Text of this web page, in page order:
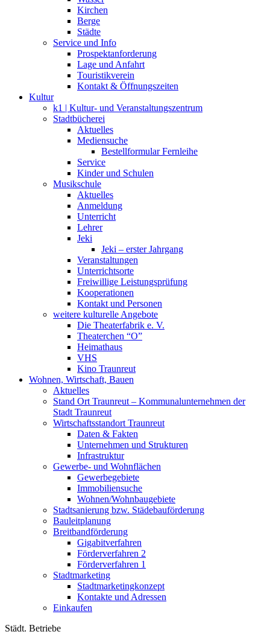
Kirchen
Berge
Städte
Service und Info
Prospektanforderung
Lage und Anfahrt
Touristikverein
Kontakt & Öffnungszeiten
Kultur
k1 | Kultur- und Veranstaltungszentrum
Stadtbücherei
Aktuelles
Mediensuche
Bestellformular Fernleihe
Service
Kinder und Schulen
Musikschule
Aktuelles
Anmeldung
Unterricht
Lehrer
Jeki
Jeki – erster Jahrgang
Veranstaltungen
Unterrichtsorte
Freiwillige Leistungsprüfung
Kooperationen
Kontakt und Personen
weitere kulturelle Angebote
Die Theaterfabrik e. V.
Theaterchen “O”
Heimathaus
VHS
Kino Traunreut
Wohnen, Wirtschaft, Bauen
Aktuelles
Stand Ort Traunreut – Kommunalunternehmen der
Stadt Traunreut
Wirtschaftsstandort Traunreut
Daten & Fakten
Unternehmen und Strukturen
Infrastruktur
Gewerbe- und Wohnflächen
Gewerbegebiete
Immobiliensuche
Wohnen/Wohnbaugebiete
Stadtsanierung bzw. Städebauförderung
Bauleitplanung
Breitbandförderung
Gigabitverfahren
Förderverfahren 2
Förderverfahren 1
Stadtmarketing
Stadtmarketingkonzept
Kontakte und Adressen
Einkaufen
Städt. Betriebe